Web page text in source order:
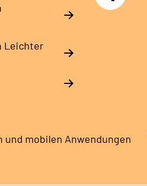
Leichter
mobilen Anwendungen